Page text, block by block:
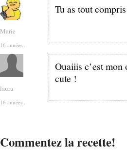
Marie
16 années .
Tu as tout
laura
16 années .
Ouaiiis c’est
cute !
Commentez la recette!